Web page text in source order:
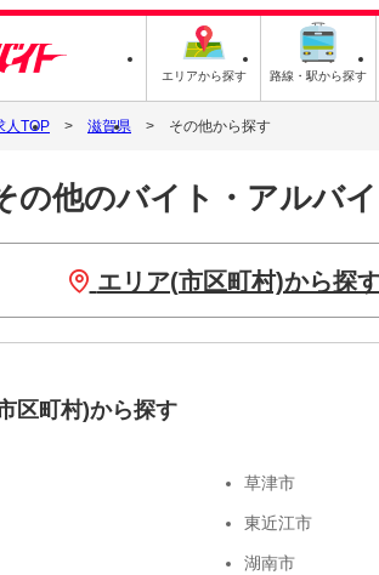
エリアから探す 路線・駅から探す
人TOP 滋賀県 その他から探す
の他のバイト・アルバ
エリア(市区町村)から探
区町村)から探す
草津市
東近江市
湖南市